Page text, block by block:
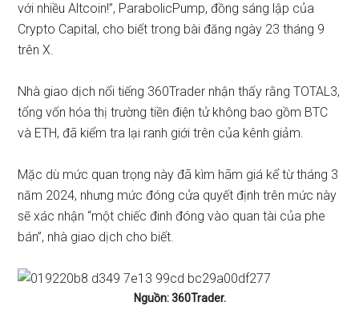
với nhiều Altcoin!”, ParabolicPump, đồng sáng lập của
Crypto Capital, cho biết trong bài đăng ngày 23 tháng 9
trên X.
Nhà giao dịch nổi tiếng 360Trader nhận thấy rằng TOTAL3,
tổng vốn hóa thị trường tiền điện tử không bao gồm BTC
và ETH, đã kiểm tra lại ranh giới trên của kênh giảm.
Mặc dù mức quan trọng này đã kìm hãm giá kể từ tháng 3
năm 2024, nhưng mức đóng cửa quyết định trên mức này
sẽ xác nhận “một chiếc đinh đóng vào quan tài của phe
bán”, nhà giao dịch cho biết.
Nguồn: 360Trader.